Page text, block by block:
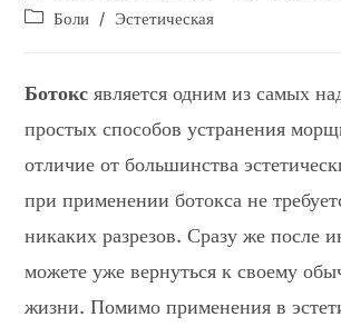
записи:
Рубрика
Боли / Эстетическая
Ботокс является одним из самых
простых способов устранения
отличие от большинства
при применении ботокса не
никаких разрезов. Сразу же после
можете уже вернуться к своему
жизни. Помимо применения в